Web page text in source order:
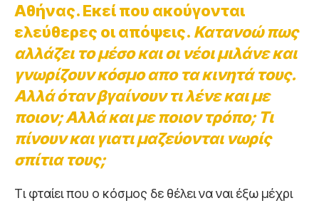
Αθήνας. Εκεί που ακούγονται
ελεύθερες οι απόψεις. Κατανοώ πως
αλλάζει το μέσο και οι νέοι μιλάνε και
γνωρίζουν κόσμο απο τα κινητά τους.
Αλλά όταν βγαίνουν τι λένε και με
ποιον; Αλλά και με ποιον τρόπο; Τι
πίνουν και γιατι μαζεύονται νωρίς
σπίτια τους;
Τι φταίει που ο κόσμος δε θέλει να ναι έξω μέχρι